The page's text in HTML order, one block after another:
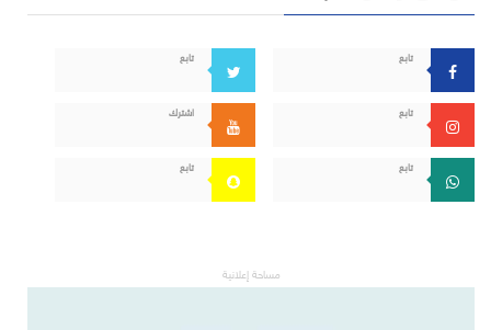
تابع تابع
تابع اشترك
تابع تابع
مساحة إعلانية